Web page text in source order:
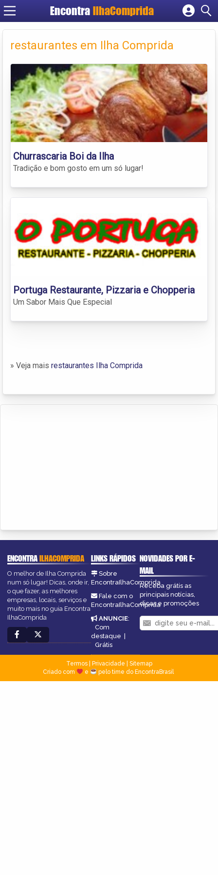
EncontraIlhaComprida
Cadastrar empresa
Criar conta
restaurantes em Ilha Comprida
Churrascaria Boi da Ilha
Tradição e bom gosto em um só lugar!
Portuga Restaurante, Pizzaria e Chopperia
Um Sabor Mais Que Especial
» Veja mais restaurantes Ilha Comprida
ENCONTRAILHACOMPRIDA
O melhor de Ilha Comprida
num só lugar! Dicas, onde ir,
o que fazer, as melhores
empresas, locais, serviços e
muito mais no guia Encontra
IlhaComprida
LINKS RÁPIDOS
Sobre
EncontraIlhaComprida
Fale com o
EncontraIlhaComprida
ANUNCIE:
Com
destaque |
Grátis
NOVIDADES POR E-
MAIL
Receba grátis as
principais notícias,
dicas e promoções
Termos| Privacidade
Sitemap
Criado com
e pelo time do EncontraBrasil